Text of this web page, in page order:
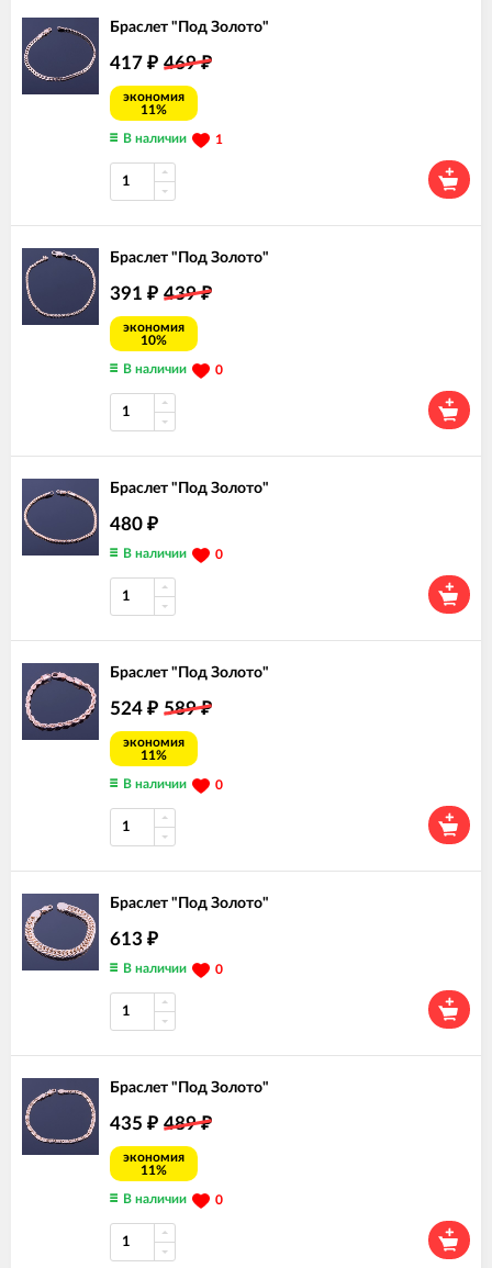
Браслет "Под Золото"
417 ₽ 469₽
экономия
11%
В наличии 1
Браслет "Под Золото"
391 ₽ 439₽
экономия
10%
В наличии 0
Браслет "Под Золото"
480 ₽
В наличии 0
Браслет "Под Золото"
524 ₽ 589₽
экономия
11%
В наличии 0
Браслет "Под Золото"
613 ₽
В наличии 0
Браслет "Под Золото"
435 ₽ 489₽
экономия
11%
В наличии 0